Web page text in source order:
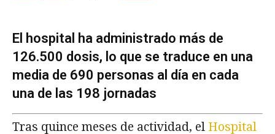
El hospital ha administrado más de
126.500 dosis, lo que se traduce en una
media de 690 personas al día en cada
una de las 198 jornadas
Tras quince meses de actividad, el Hospital